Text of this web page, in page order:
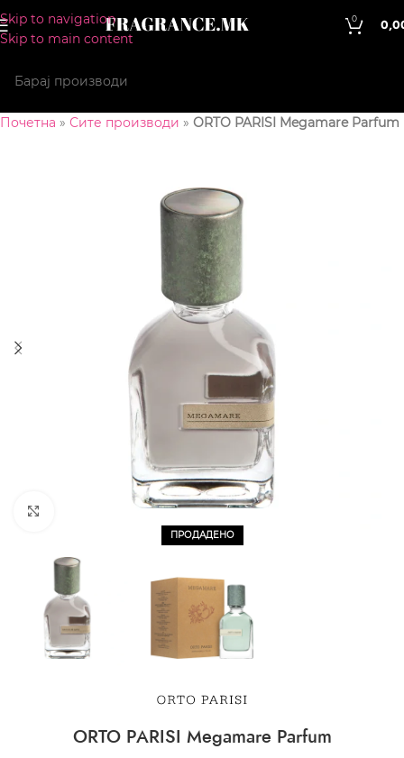
Skip to navigation
Skip to main content
0
Почетна » Сите производи » ORTO PARISI Megamare Parfum
ПРОДАДЕНО
CLICK TO ENLARGE
ORTO PARISI Megamare Parfum